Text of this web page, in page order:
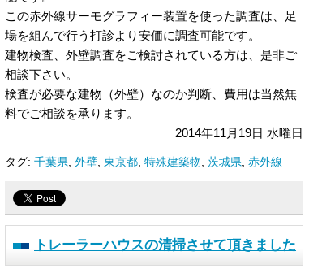
この赤外線サーモグラフィー装置を使った調査は、足
場を組んで行う打診より安価に調査可能です。
建物検査、外壁調査をご検討されている方は、是非ご
相談下さい。
検査が必要な建物（外壁）なのか判断、費用は当然無
料でご相談を承ります。
2014年11月19日 水曜日
タグ: 千葉県 外壁 東京都 特殊建築物 茨城県 赤外線
トレーラーハウスの清掃させて頂きました